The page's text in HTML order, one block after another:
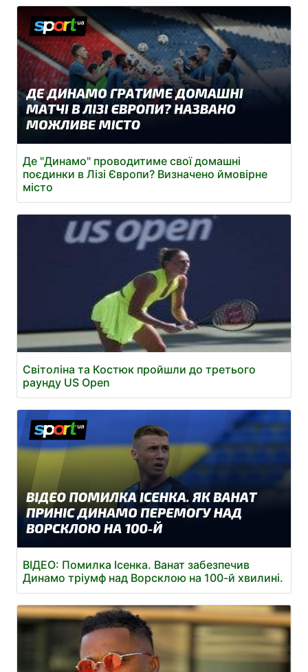
Де "Динамо" проводитиме свої домашні
поєдинки в Лізі Європи? Визначено ймовірне
місто
Світоліна та Костюк пройшли до третього
раунду US Open
ВІДЕО: Помилка Ісенка. Ванат забезпечив
Динамо тріумф над Ворсклою на 100-й хвилині.